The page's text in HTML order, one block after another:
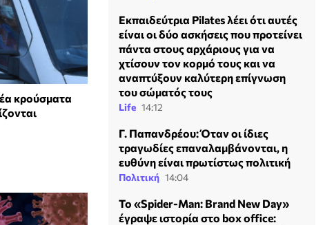
κρούσματα
Εκπαιδεύτρια Pilates λέει ότι αυτές
είναι οι δύο ασκήσεις που προτείνει
πάντα στους αρχάριους για να
χτίσουν τον κορμό τους και να
αναπτύξουν καλύτερη επίγνωση
του σώματός τους
Life 14:12
Γ. Παπανδρέου: Όταν οι ίδιες
τραγωδίες επαναλαμβάνονται, η
ευθύνη είναι πρωτίστως πολιτική
Πολιτική 14:04
Το «Spider-Man: Brand New Day»
έγραψε ιστορία στο box office: